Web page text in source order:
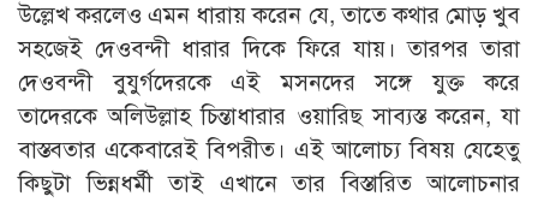
উল্লেখ করলেও এমন ধারায় করেন যে, তাতে কথার মোড় খুব
সহজেই দেওবন্দী ধারার দিকে ফিরে যায়। তারপর তারা
দেওবন্দী বুযুর্গদেরকে এই মসনদের সঙ্গে যুক্ত করে
তাদেরকে অলিউল্লাহ চিন্তাধারার ওয়ারিছ সাব্যস্ত করেন, যা
বাস্তবতার একেবারেই বিপরীত। এই আলোচ্য বিষয় যেহেতু
কিছুটা ভিন্নধর্মী তাই এখানে তার বিস্তারিত আলোচনার